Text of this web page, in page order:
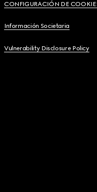
CONFIGURACIÓN DE
Información Societaria
Vulnerability Disclosure Policy